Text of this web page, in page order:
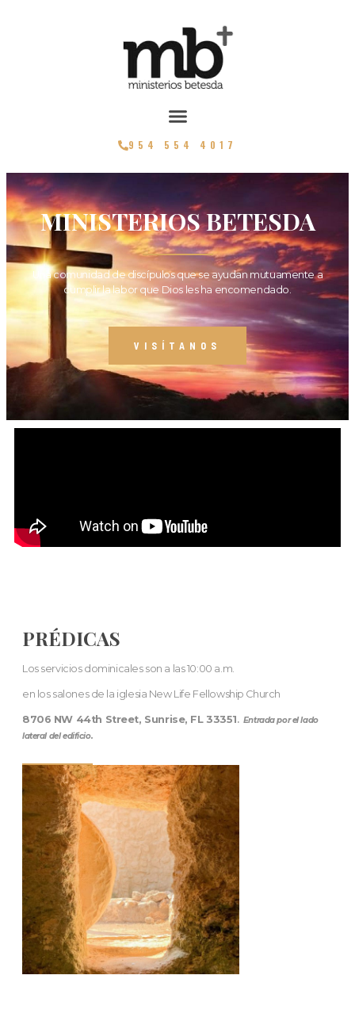
954 554 4017
MINISTERIOS BETESDA
Una comunidad de discípulos que se ayudan mutuamente a
cumplir la labor que Dios les ha encomendado.
VISÍTANOS
PRÉDICAS
Los servicios dominicales son a las 10:00 a.m.
en los salones de la iglesia New Life Fellowship Church
8706 NW 44th Street, Sunrise, FL 33351. Entrada por el lado
lateral del edificio.